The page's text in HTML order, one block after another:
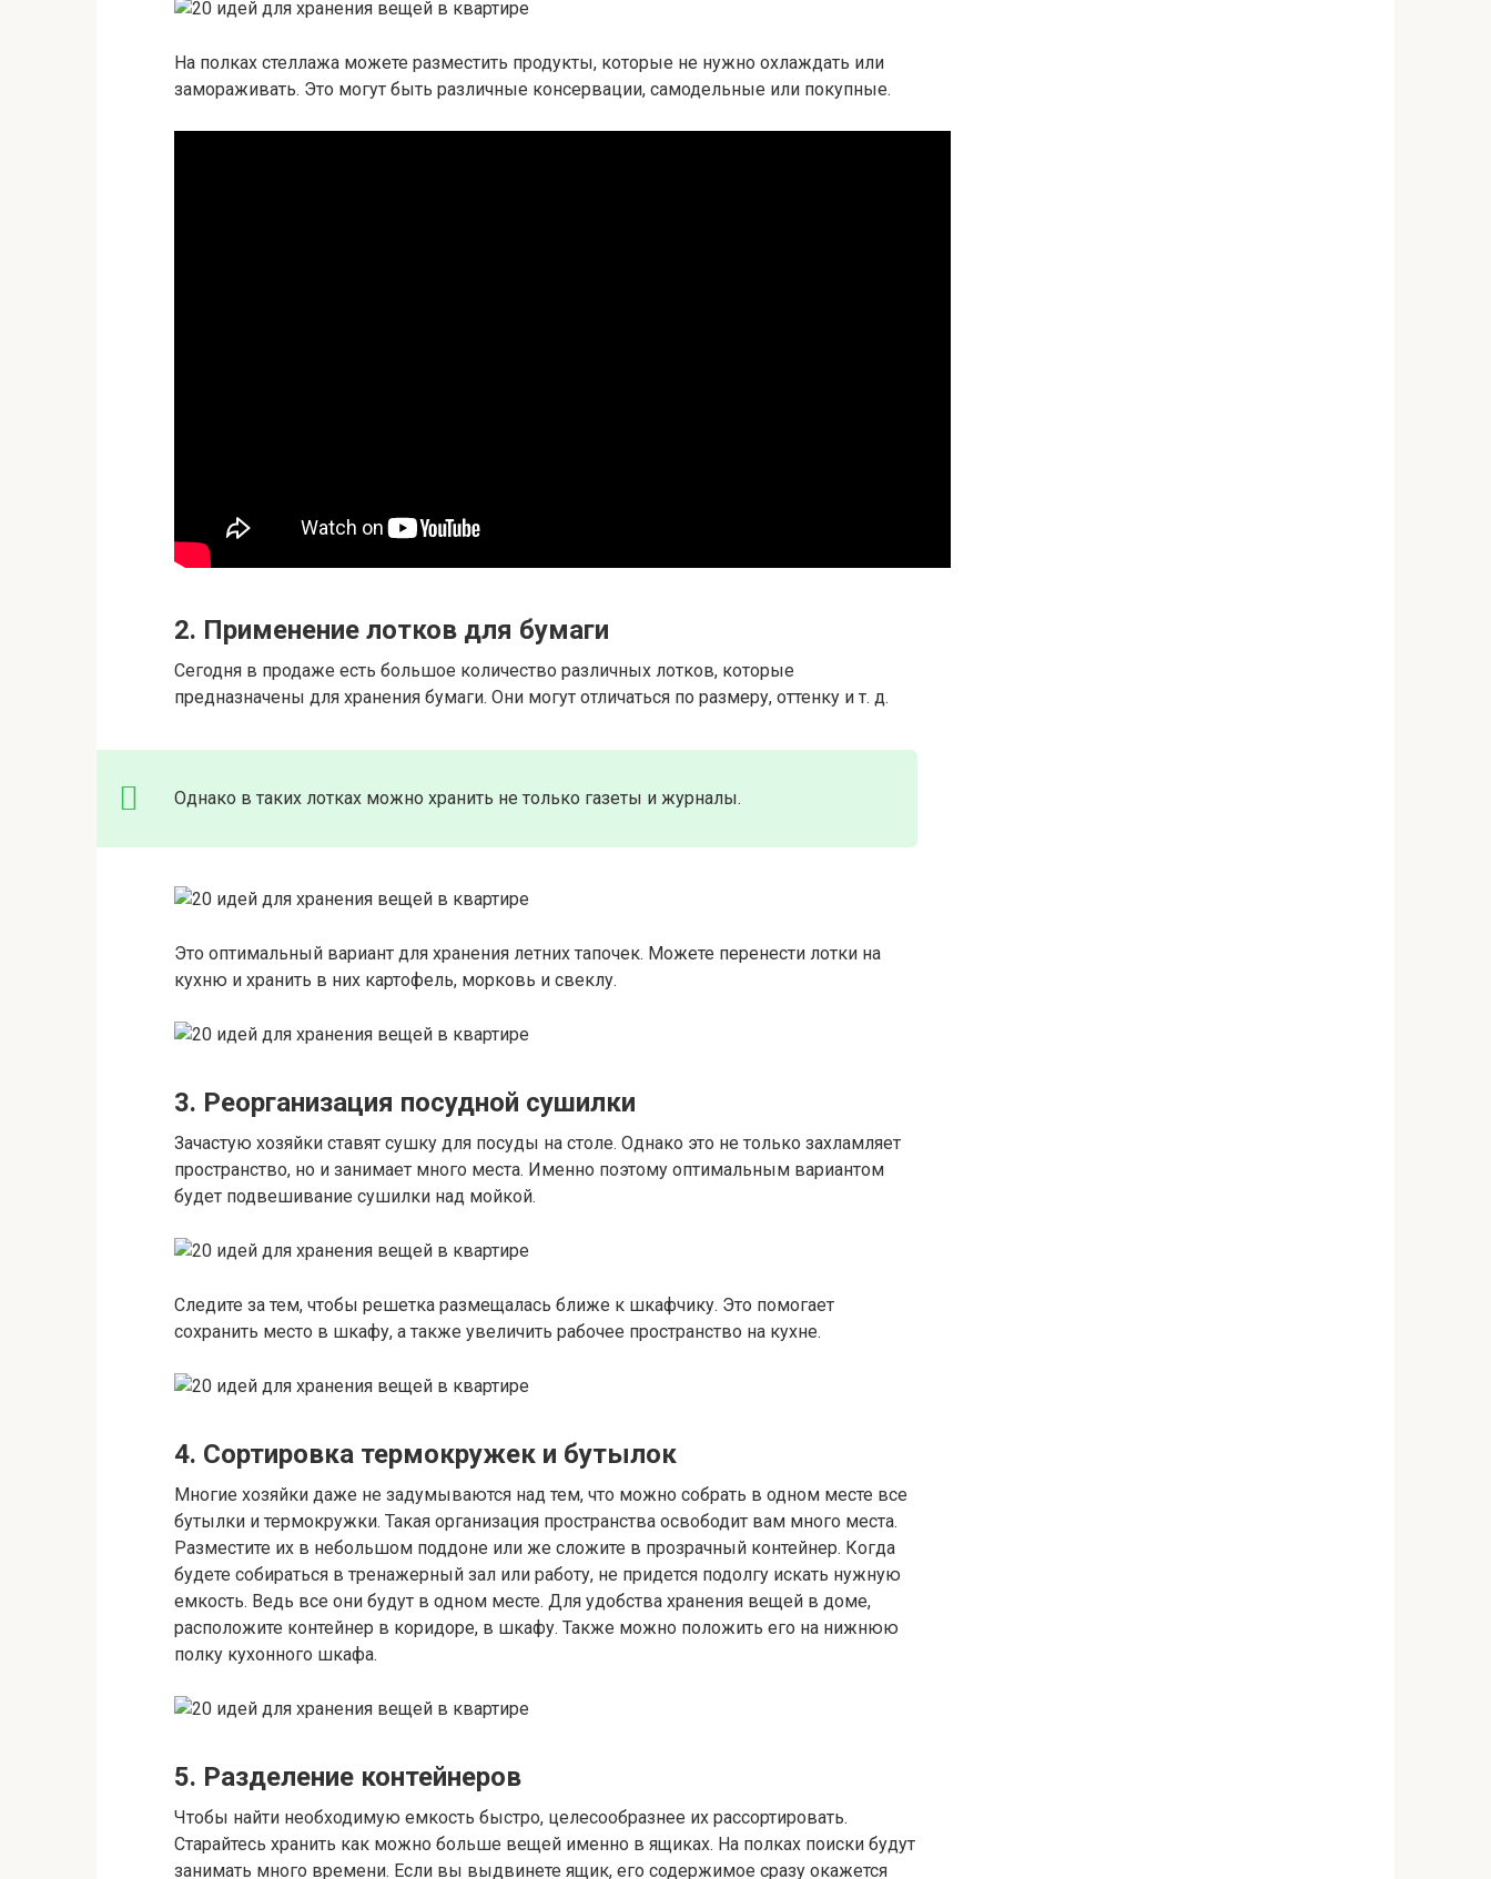
На полках стеллажа можете разместить продукты, которые не нужно охлаждать или
замораживать. Это могут быть различные консервации, самодельные или покупные.
2. Применение лотков для бумаги
Сегодня в продаже есть большое количество различных лотков, которые
предназначены для хранения бумаги. Они могут отличаться по размеру, оттенку и т. д.
Однако в таких лотках можно хранить не только газеты и журналы.
Это оптимальный вариант для хранения летних тапочек. Можете перенести лотки на
кухню и хранить в них картофель, морковь и свеклу.
3. Реорганизация посудной сушилки
Зачастую хозяйки ставят сушку для посуды на столе. Однако это не только захламляет
пространство, но и занимает много места. Именно поэтому оптимальным вариантом
будет подвешивание сушилки над мойкой.
Следите за тем, чтобы решетка размещалась ближе к шкафчику. Это помогает
сохранить место в шкафу, а также увеличить рабочее пространство на кухне.
4. Сортировка термокружек и бутылок
Многие хозяйки даже не задумываются над тем, что можно собрать в одном месте все
бутылки и термокружки. Такая организация пространства освободит вам много места.
Разместите их в небольшом поддоне или же сложите в прозрачный контейнер. Когда
будете собираться в тренажерный зал или работу, не придется подолгу искать нужную
емкость. Ведь все они будут в одном месте. Для удобства хранения вещей в доме,
расположите контейнер в коридоре, в шкафу. Также можно положить его на нижнюю
полку кухонного шкафа.
5. Разделение контейнеров
Чтобы найти необходимую емкость быстро, целесообразнее их рассортировать.
Старайтесь хранить как можно больше вещей именно в ящиках. На полках поиски будут
занимать много времени. Если вы выдвинете ящик, его содержимое сразу окажется